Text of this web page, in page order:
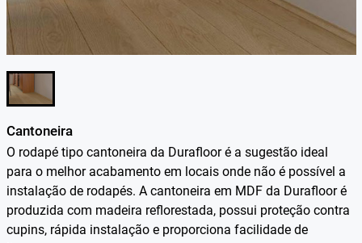
Cantoneira
O rodapé tipo cantoneira da Durafloor é a sugestão ideal
para o melhor acabamento em locais onde não é possível a
instalação de rodapés. A cantoneira em MDF da Durafloor é
produzida com madeira reflorestada, possui proteção contra
cupins, rápida instalação e proporciona facilidade de